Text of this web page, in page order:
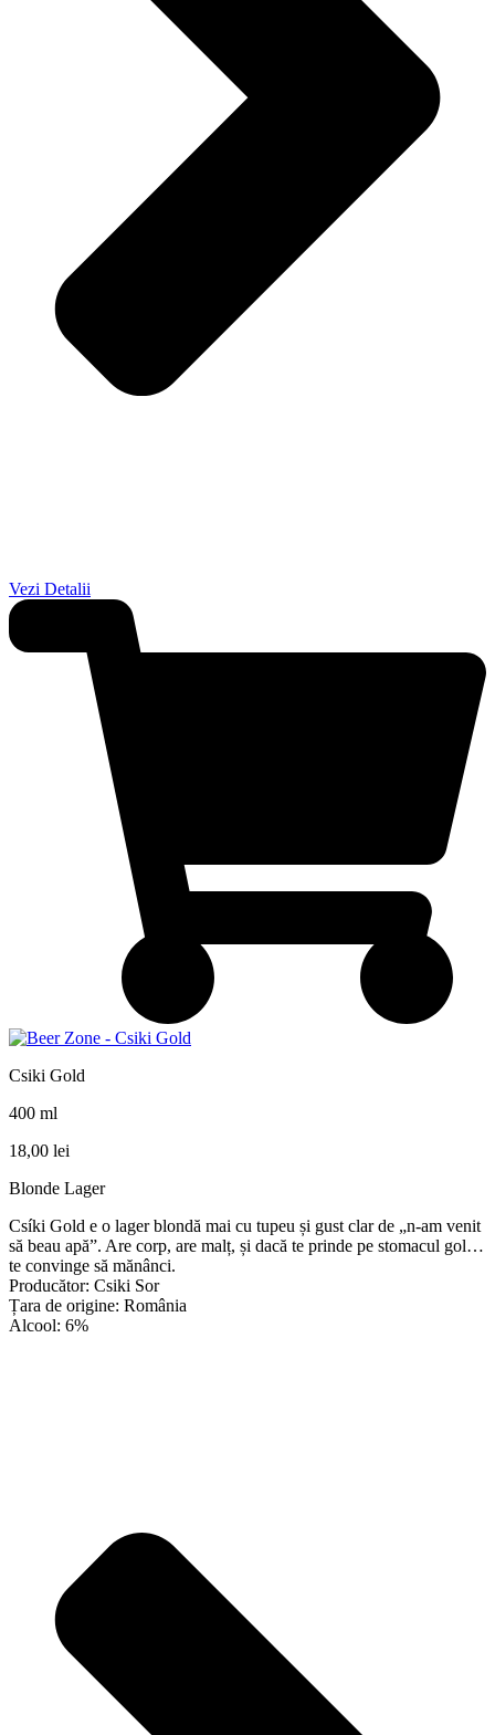
Vezi Detalii
Csiki Gold
400 ml
18,00 lei
Blonde Lager
Csíki Gold e o lager blondă mai cu tupeu și gust clar de „n-am venit
să beau apă”. Are corp, are malț, și dacă te prinde pe stomacul gol…
te convinge să mănânci.
Producător: Csiki Sor
Țara de origine: România
Alcool: 6%